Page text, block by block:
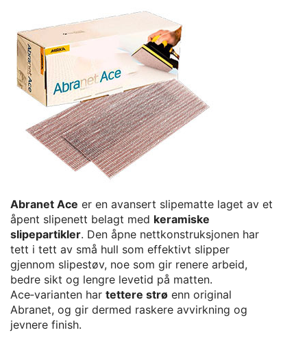
Abranet Ace er en avansert slipematte laget av et
åpent slipenett belagt med keramiske
slipepartikler. Den åpne nettkonstruksjonen har
tett i tett av små hull som effektivt slipper
gjennom slipestøv, noe som gir renere arbeid,
bedre sikt og lengre levetid på matten.
Ace‑varianten har tettere strø enn original
Abranet, og gir dermed raskere avvirkning og
jevnere finish.